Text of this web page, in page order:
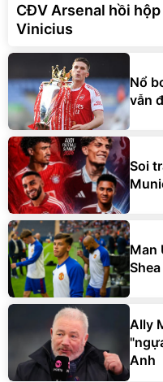
CĐV Arsenal hồi
Vinicius
Nổ
vẫn
Soi
Man
Ally
Anh